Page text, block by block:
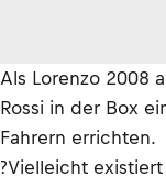
Als Lorenzo 2008
Rossi in der Box
Fahrern errichten.
?Vielleicht